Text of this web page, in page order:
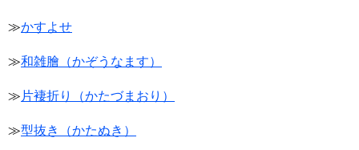
≫かすよせ
≫和雑膾（かぞうなます）
≫ 片褄折り（かたづまおり）
≫型抜き（かたぬき）